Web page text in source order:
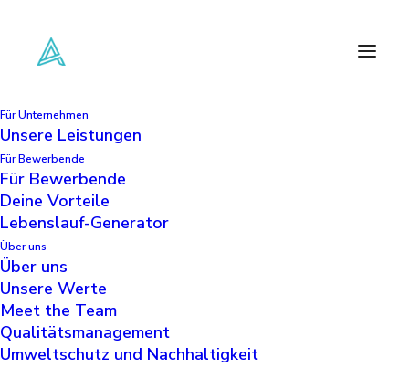
Für Unternehmen
Unsere Leistungen
Für Bewerbende
Für Bewerbende
Deine Vorteile
Lebenslauf-Generator
Über uns
Über uns
Unsere Werte
Meet the Team
Qualitätsmanagement
Umweltschutz und Nachhaltigkeit
1 Lebenslauf hochladen
Datei auswählen